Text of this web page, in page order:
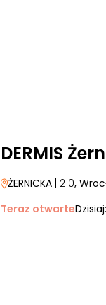
DERMIS
ŻERNICKA | 210,
Teraz otwarteDzisiaj: